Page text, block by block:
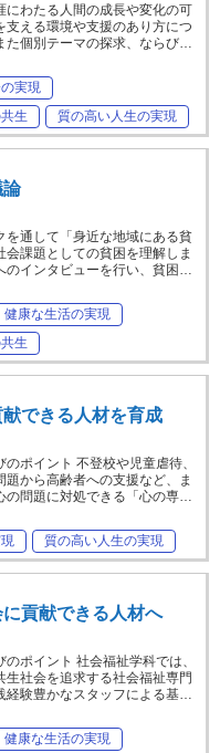
にわたる人間の成長や変化の可
支える環境や支援のあり方につ
た個別テーマの探求、ならび…
実現
生
質の高い人生の実現
論
を通して「身近な地域にある貧
会課題としての貧困を理解しま
のインタビューを行い、貧困…
健康な生活の実現
生
献できる人材を育成
ポイント 不登校や児童虐待、
題から高齢者への支援など、ま
の問題に対処できる「心の専…
質の高い人生の実現
に貢献できる人材へ
ポイント 社会福祉学科では、
生社会を追求する社会福祉専門
経験豊かなスタッフによる基…
健康な生活の実現